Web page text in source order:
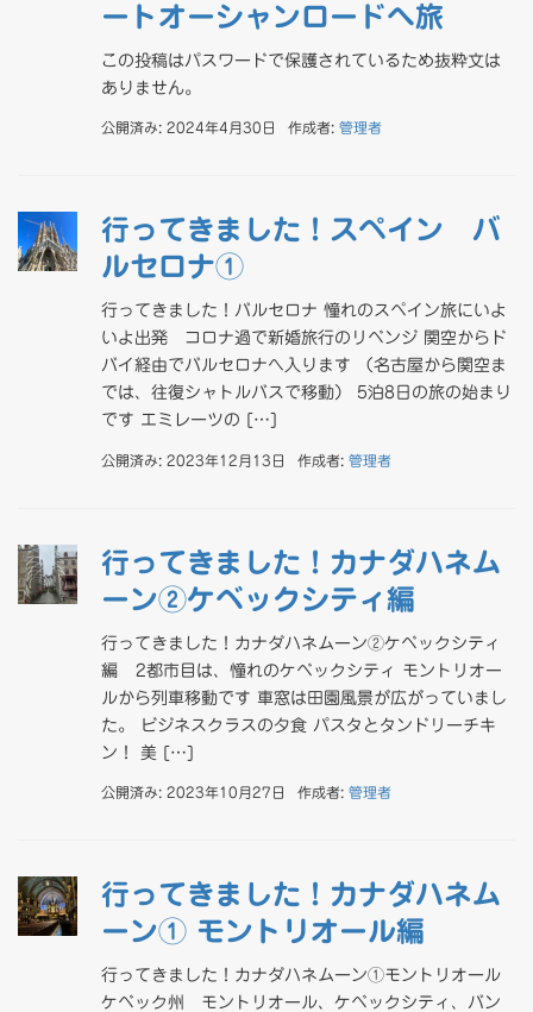
ートオーシャンロードへ旅
この投稿はパスワードで保護されているため抜粋文は
ありません。
公開済み: 2024年4月30日 作成者: 管理者
行ってきました！スペイン バ
ルセロナ①
行ってきました！バルセロナ 憧れのスペイン旅にいよ
いよ出発 コロナ過で新婚旅行のリベンジ 関空からド
バイ経由でバルセロナへ入ります （名古屋から関空ま
では、往復シャトルバスで移動） 5泊8日の旅の始まり
です エミレーツの […]
公開済み: 2023年12月13日 作成者: 管理者
行ってきました！カナダハネム
ーン②ケベックシティ編
行ってきました！カナダハネムーン②ケベックシティ
編 2都市目は、憧れのケベックシティ モントリオー
ルから列車移動です 車窓は田園風景が広がっていまし
た。 ビジネスクラスの夕食 パスタとタンドリーチキ
ン！ 美 […]
公開済み: 2023年10月27日 作成者: 管理者
行ってきました！カナダハネム
ーン① モントリオール編
行ってきました！カナダハネムーン①モントリオール
ケベック州 モントリオール、ケベックシティ、バン